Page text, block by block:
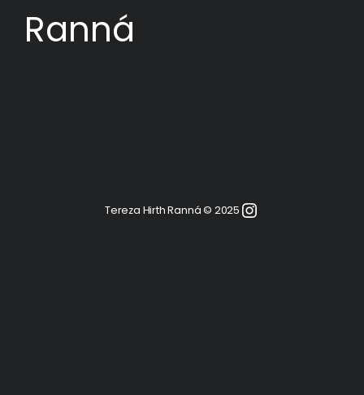
Ranná
Tereza Hirth Ranná © 2025 Instagram